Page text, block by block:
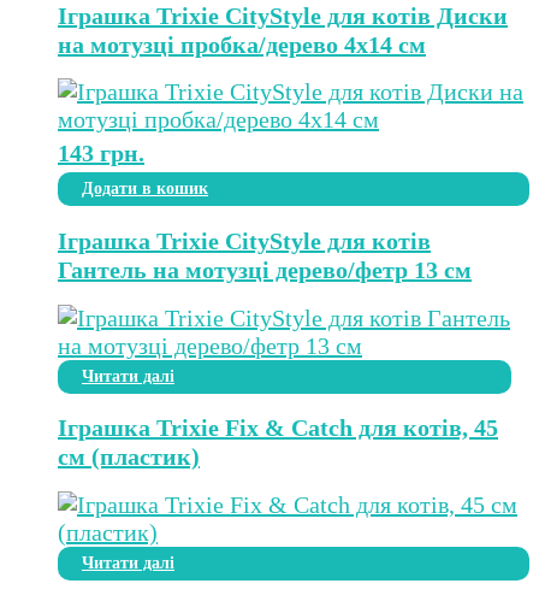
Іграшка Trixie CityStyle для котів Диски
на мотузці пробка/дерево 4х14 см
143 грн.
Додати в кошик
Іграшка Trixie CityStyle для котів
Гантель на мотузці дерево/фетр 13 см
Читати далі
Іграшка Trixie Fix & Catch для котів, 45
см (пластик)
Читати далі